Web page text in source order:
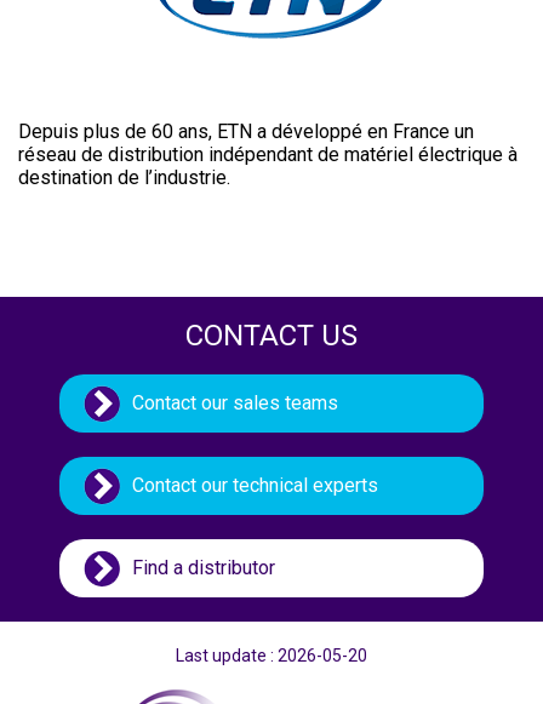
Depuis plus de 60 ans, ETN a développé en France un
réseau de distribution indépendant de matériel électrique à
destination de l’industrie.
CONTACT US
Contact our sales teams
Contact our technical experts
Find a distributor
Last update : 2026-05-20